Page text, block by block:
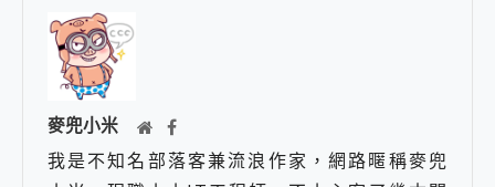
麥兜小米
我是不知名部落客兼流浪作家，網路暱稱麥兜